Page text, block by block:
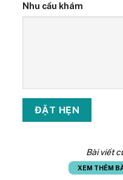
Nhu cầu khám
Bài viết
XEM THÊM